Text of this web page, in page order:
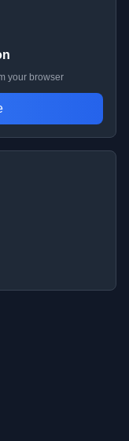
your browser